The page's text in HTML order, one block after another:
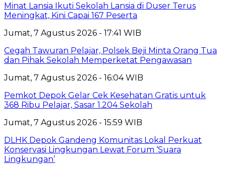
Minat Lansia Ikuti Sekolah Lansia di Duser Terus
Meningkat, Kini Capai 167 Peserta
Jumat, 7 Agustus 2026 - 17:41 WIB
Cegah Tawuran Pelajar, Polsek Beji Minta Orang Tua
dan Pihak Sekolah Memperketat Pengawasan
Jumat, 7 Agustus 2026 - 16:04 WIB
Pemkot Depok Gelar Cek Kesehatan Gratis untuk
368 Ribu Pelajar, Sasar 1.204 Sekolah
Jumat, 7 Agustus 2026 - 15:59 WIB
DLHK Depok Gandeng Komunitas Lokal Perkuat
Konservasi Lingkungan Lewat Forum ‘Suara
Lingkungan’